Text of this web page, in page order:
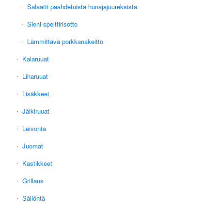
Salaatti paahdetuista hunajajuureksista
Sieni-spelttirisotto
Lämmittävä porkkanakeitto
Kalaruuat
Liharuuat
Lisäkkeet
Jälkiruuat
Leivonta
Juomat
Kastikkeet
Grillaus
Säilöntä